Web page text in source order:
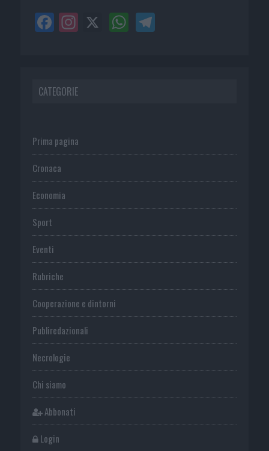
CATEGORIE
Prima pagina
Cronaca
Economia
Sport
Eventi
Rubriche
Cooperazione e dintorni
Publiredazionali
Necrologie
Chi siamo
Abbonati
Login